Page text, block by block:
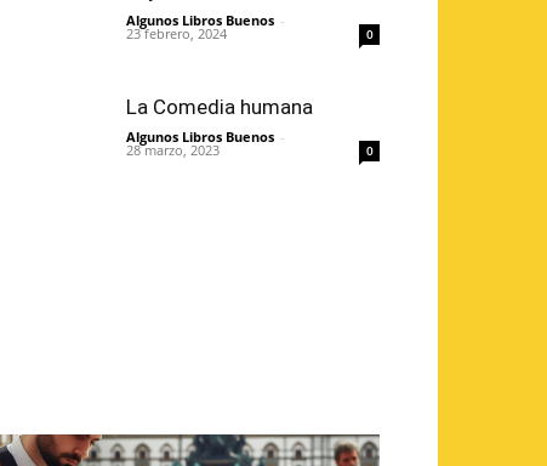
Algunos Libros Buenos -
23 febrero, 2024 0
La Comedia humana
Algunos Libros Buenos -
28 marzo, 2023 0